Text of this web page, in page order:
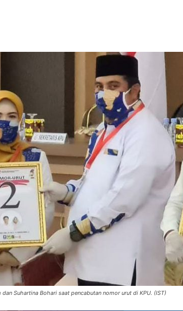
Suhartina Bohari saat pencabutan nomor urut di KPU. (IST)